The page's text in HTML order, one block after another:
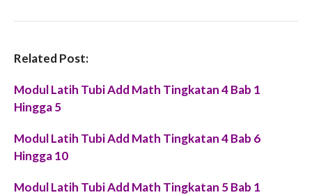
Related Post:
Modul Latih Tubi Add Math Tingkatan 4 Bab 1
Hingga 5
Modul Latih Tubi Add Math Tingkatan 4 Bab 6
Hingga 10
Modul Latih Tubi Add Math Tingkatan 5 Bab 1